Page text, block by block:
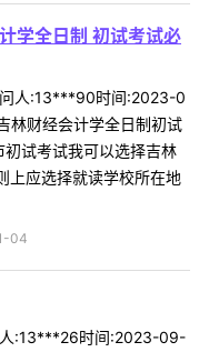
学全日制 初试考试必
问人:13***90时间:2023-0
林财经会计学全日制初试
试考试我可以选择吉林
上应选择就读学校所在地
04
人:13***26时间:2023-09-